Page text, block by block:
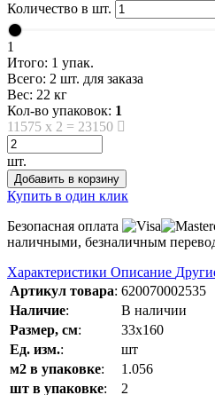
Количество в шт.
1
Итого: 1 упак.
Всего: 2 шт. для заказа
Вес: 22 кг
Кол-во упаковок: 1
11575 x 2 = 23150
шт.
Добавить в корзину
Купить в один клик
Безопасная оплата
наличными, безналичным
Характеристики Описание
Артикул товара: 620070002535
Наличие:
В наличии
Размер, см:
33x160
Ед. изм.:
шт
м2 в упаковке:
1.056
шт в упаковке:
2